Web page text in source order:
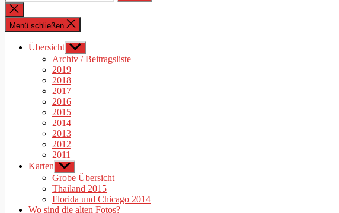
nach:
Suche
schließen
Menü schließen
Übersicht Untermenü
anzeigen
Archiv / Beitragsliste
2019
2018
2017
2016
2015
2014
2013
2012
2011
Karten Untermenü
anzeigen
Grobe Übersicht
Thailand 2015
Florida und Chicago 2014
Wo sind die alten Fotos?